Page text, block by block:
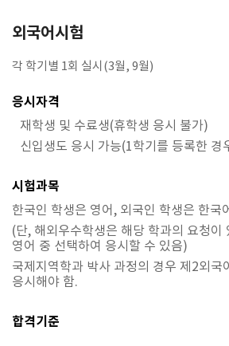
외국어시험
각 학기별 1회 실시(3월, 9월)
응시자격
재학생 및 수료생(휴학생 응시 불가)
신입생도 응시 가능(1학기를 등록한 경
시험과목
한국인 학생은 영어, 외국인 학생은 한국
(단, 해외우수학생은 해당 학과의 요청이
영어 중 선택하여 응시할 수 있음)
국제지역학과 박사 과정의 경우 제2외국
응시해야 함.
합격기준